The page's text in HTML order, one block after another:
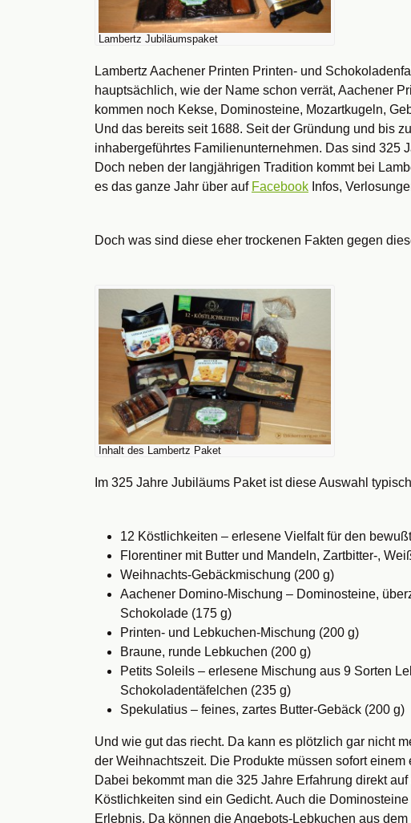
Lambertz Jubiläumspaket
Lambertz Aachener Printen Printen- und
hauptsächlich, wie der Name schon verrät, Aachener
kommen noch Kekse, Dominosteine, Mozartkugeln,
Und das bereits seit 1688. Seit der Gründung und bis
inhabergeführtes Familienunternehmen. Das sind 325
Doch neben der langjährigen Tradition kommt bei
es das ganze Jahr über auf Facebook Infos,
Doch was sind diese eher trockenen Fakten gegen
Inhalt des Lambertz Paket
Im 325 Jahre Jubiläums Paket ist diese Auswahl
12 Köstlichkeiten – erlesene Vielfalt für den
Florentiner mit Butter und Mandeln, Zartbitter-,
Weihnachts-Gebäckmischung (200 g)
Aachener Domino-Mischung – Dominosteine,
Schokolade (175 g)
Printen- und Lebkuchen-Mischung (200 g)
Braune, runde Lebkuchen (200 g)
Petits Soleils – erlesene Mischung aus 9 Sorten
Schokoladentäfelchen (235 g)
Spekulatius – feines, zartes Butter-Gebäck (200 g)
Und wie gut das riecht. Da kann es plötzlich gar nicht
der Weihnachtszeit. Die Produkte müssen sofort
Dabei bekommt man die 325 Jahre Erfahrung direkt
Köstlichkeiten sind ein Gedicht. Auch die
Erlebnis. Da können die Angebots-Lebkuchen aus